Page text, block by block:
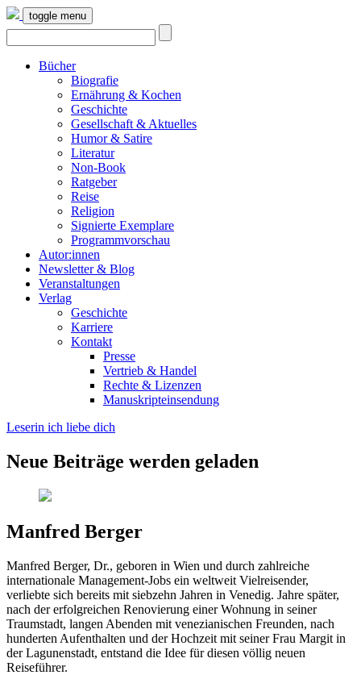
toggle menu
Bücher
Biografie
Ernährung & Kochen
Geschichte
Gesellschaft & Aktuelles
Humor & Satire
Literatur
Non-Book
Ratgeber
Reise
Religion
Signierte Exemplare
Programmvorschau
Autor:innen
Newsletter & Blog
Veranstaltungen
Verlag
Geschichte
Karriere
Kontakt
Presse
Vertrieb & Handel
Rechte & Lizenzen
Manuskripteinsendung
Leserin ich liebe dich
Neue Beiträge werden geladen
Manfred Berger
Manfred Berger, Dr., geboren in Wien und durch zahlreiche
internationale Management-Jobs ein weltweit Vielreisender,
verliebte sich bereits mit siebzehn Jahren in Venedig. Jahre später,
nach der erfolgreichen Renovierung einer Wohnung in seiner
Traumstadt, langen Abenden mit venezianischen Freunden, nach
hunderten Aufenthalten und der Hochzeit mit seiner Frau Margit in
der Lagunenstadt, entstand die Idee für diesen völlig neuen
Reiseführer.